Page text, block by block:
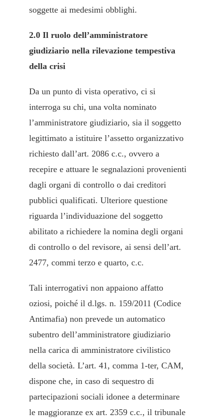
soggette ai medesimi obblighi.
2.0 Il ruolo dell’amministratore
giudiziario nella rilevazione tempestiva
della crisi
Da un punto di vista operativo, ci si
interroga su chi, una volta nominato
l’amministratore giudiziario, sia il soggetto
legittimato a istituire l’assetto organizzativo
richiesto dall’art. 2086 c.c., ovvero a
recepire e attuare le segnalazioni provenienti
dagli organi di controllo o dai creditori
pubblici qualificati. Ulteriore questione
riguarda l’individuazione del soggetto
abilitato a richiedere la nomina degli organi
di controllo o del revisore, ai sensi dell’art.
2477, commi terzo e quarto, c.c.
Tali interrogativi non appaiono affatto
oziosi, poiché il d.lgs. n. 159/2011 (Codice
Antimafia) non prevede un automatico
subentro dell’amministratore giudiziario
nella carica di amministratore civilistico
della società. L’art. 41, comma 1-ter, CAM,
dispone che, in caso di sequestro di
partecipazioni sociali idonee a determinare
le maggioranze ex art. 2359 c.c., il tribunale